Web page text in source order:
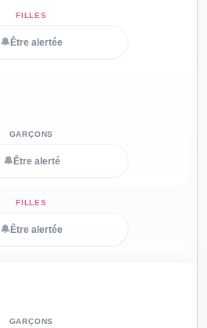
🔔 Être alertée
🔔 Être alerté
🔔 Être alertée